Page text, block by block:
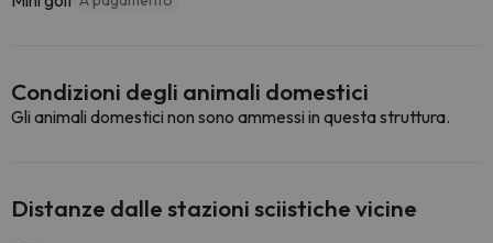
Condizioni degli animali domestici
Gli animali domestici non sono ammessi in questa struttura.
Distanze dalle stazioni sciistiche vicine